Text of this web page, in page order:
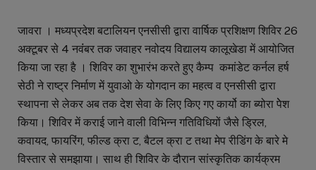
जावरा । मध्यप्रदेश बटालियन एनसीसी द्वारा वार्षिक प्रशिक्षण शिविर 26
अक्टूबर से 4 नवंंबर तक जवाहर नवोदय विद्यालय कालूखेडा में आयोजित
किया जा रहा है । शिविर का शुभारंभ करते हुए कैम्प कमांडेट कर्नल हर्ष
सेठी ने राष्ट्र निर्माण में युवाओ के योगदान का महत्व व एनसीसी द्वारा
स्थापना से लेकर अब तक देश सेवा के लिए किए गए कार्यो का ब्योरा पेेश
किया। शिविर में कराई जाने वाली विभिन्न गतिविधियों जैसे ड्रिल,
कवायद, फायरिंग, फील्ड क्रा ट, बैटल क्रा ट तथा मेप रीडिंग के बारे मे
विस्तार से समझाया। साथ ही शिविर के दौरान सांस्कृतिक कार्यक्रम